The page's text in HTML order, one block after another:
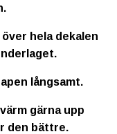
hela dekalen
långsamt.
gärna upp
den bättre.